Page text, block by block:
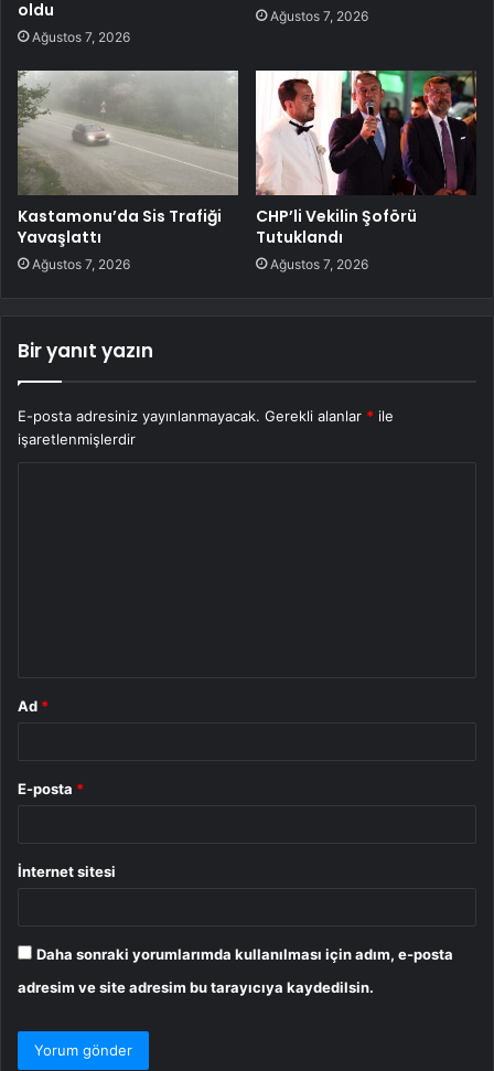
oldu
Ağustos 7, 2026
Ağustos 7, 2026
Kastamonu’da Sis Trafiği
Yavaşlattı
Ağustos 7, 2026
CHP’li Vekilin Şoförü
Tutuklandı
Ağustos 7, 2026
Bir yanıt yazın
E-posta adresiniz yayınlanmayacak. Gerekli alanlar * ile
işaretlenmişlerdir
Ad *
E-posta *
İnternet sitesi
Daha sonraki yorumlarımda kullanılması için adım, e-posta
adresim ve site adresim bu tarayıcıya kaydedilsin.